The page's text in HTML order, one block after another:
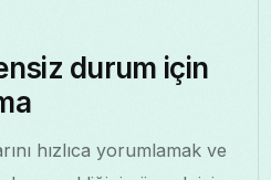
durum için
hızlıca yorumlamak ve